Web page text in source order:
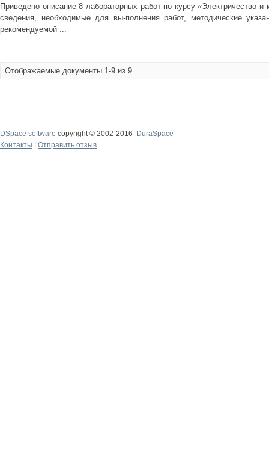
Приведено описание 8 лабораторных работ по курсу «Электричество и
сведения, необходимые для вы-полнения работ, методические
рекомендуемой ...
Отображаемые документы 1-9 из 9
DSpace software copyright © 2002-2016
DuraSpace
Контакты
Отправить отзыв